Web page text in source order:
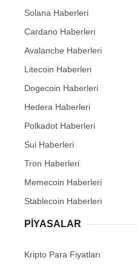
Solana Haberleri
Cardano Haberleri
Avalanche Haberleri
Litecoin Haberleri
Dogecoin Haberleri
Hedera Haberleri
Polkadot Haberleri
Sui Haberleri
Tron Haberleri
Memecoin Haberleri
Stablecoin Haberleri
PIYASALAR
Kripto Para Fiyatları